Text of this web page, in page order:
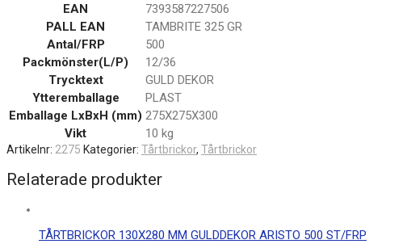
EAN
7393587227506
PALL EAN
TAMBRITE 325 GR
Antal/FRP
500
Packmönster(L/P)
12/36
Trycktext
GULD DEKOR
Ytteremballage
PLAST
Emballage LxBxH (mm) 275X275X300
Vikt
10 kg
Artikelnr: 2275 Kategorier: Tårtbrickor, Tårtbrickor
Relaterade produkter
TÅRTBRICKOR 130X280 MM GULDDEKOR ARISTO 500 ST/FRP